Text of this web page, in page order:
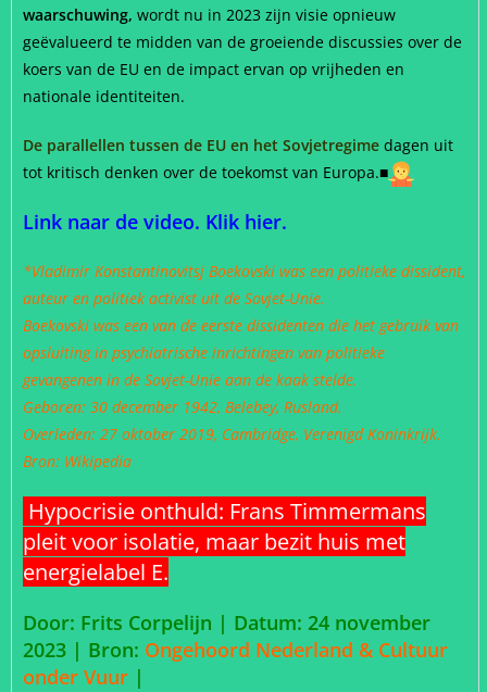
waarschuwing, wordt nu in 2023 zijn visie opnieuw
geëvalueerd te midden van de groeiende discussies over de
koers van de EU en de impact ervan op vrijheden en
nationale identiteiten.
De parallellen tussen de EU en het Sovjetregime dagen uit
tot kritisch denken over de toekomst van Europa.■
Link naar de video. Klik hier.
*Vladimir Konstantinovitsj Boekovski was een politieke dissident,
auteur en politiek activist uit de Sovjet-Unie.
Boekovski was een van de eerste dissidenten die het gebruik van
opsluiting in psychiatrische inrichtingen van politieke
gevangenen in de Sovjet-Unie aan de kaak stelde.
Geboren: 30 december 1942, Belebey, Rusland.
Overleden: 27 oktober 2019, Cambridge, Verenigd Koninkrijk.
Bron: Wikipedia
Hypocrisie onthuld: Frans Timmermans
pleit voor isolatie, maar bezit huis met
energielabel E.
Door: Frits Corpelijn | Datum: 24 november
2023 | Bron: Ongehoord Nederland & Cultuur
onder Vuur |